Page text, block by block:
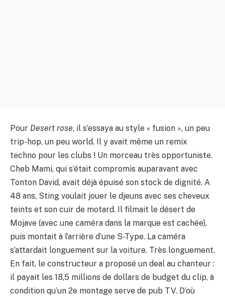
Pour Desert rose, il s’essaya au style « fusion », un peu
trip-hop, un peu world. Il y avait même un remix
techno pour les clubs ! Un morceau très opportuniste.
Cheb Mami, qui s’était compromis auparavant avec
Tonton David, avait déjà épuisé son stock de dignité. A
48 ans, Sting voulait jouer le djeuns avec ses cheveux
teints et son cuir de motard. Il filmait le désert de
Mojave (avec une caméra dans la marque est cachée),
puis montait à l’arrière d’une S-Type. La caméra
s’attardait longuement sur la voiture. Très longuement.
En fait, le constructeur a proposé un deal au chanteur :
il payait les 18,5 millions de dollars de budget du clip, à
condition qu’un 2e montage serve de pub TV. D’où